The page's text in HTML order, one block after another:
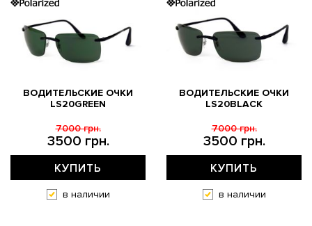
ВОДИТЕЛЬСКИЕ ОЧКИ
LS20GREEN
3500 грн.
7000 грн.
КУПИТЬ
в наличии
ВОДИТЕЛЬСКИЕ ОЧКИ
LS20BLACK
3500 грн.
7000 грн.
КУПИТЬ
в наличии